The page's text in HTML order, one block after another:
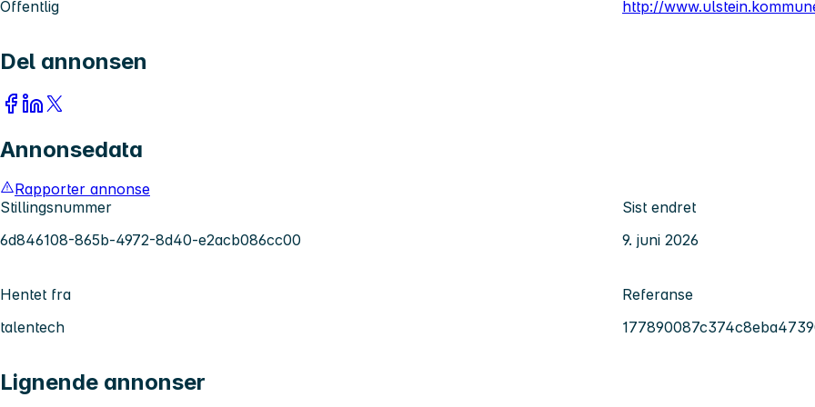
Offentlig
http://
Del annonsen
Annonsedata
Rapporter annonse
Stillingsnummer
6d846108-865b-4972-8d40-e2acb086cc00
Sist endret
9. juni 2026
Hentet fra
talentech
Referanse
Lignende annonser